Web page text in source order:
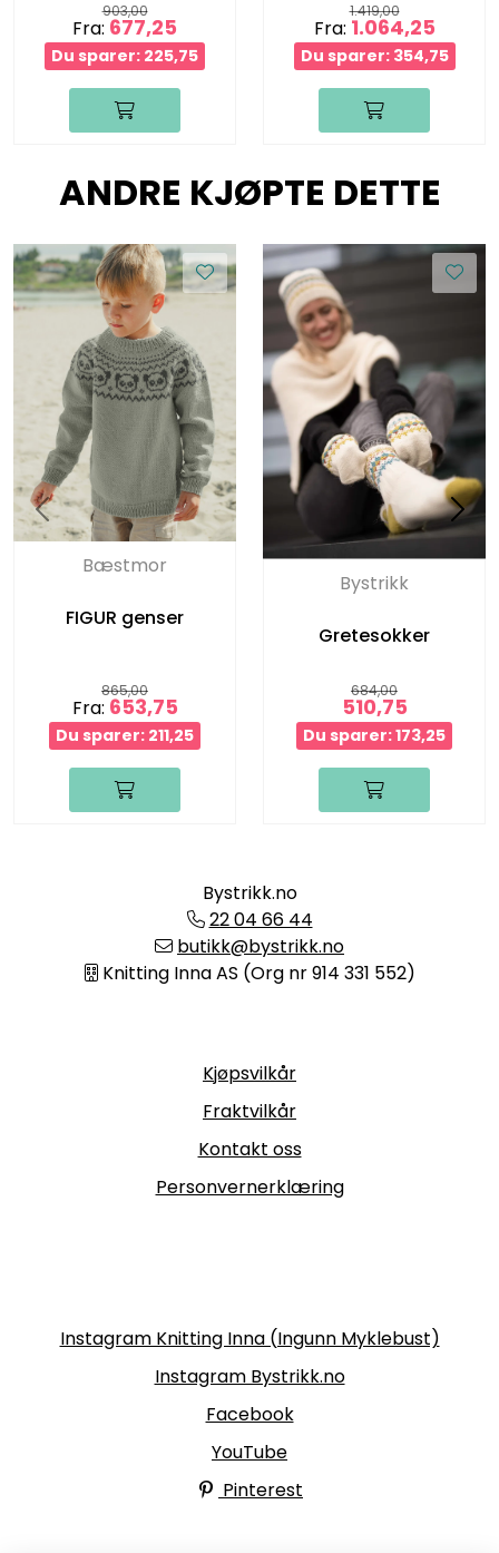
903,00
Fra: 677,25
Du sparer: 225,75
1.419,00
Fra: 1.064,25
Du sparer: 354,75
ANDRE KJØPTE DETTE
Bæstmor
FIGUR genser
865,00
Fra: 653,75
Du sparer: 211,25
Bystrikk
Gretesokker
684,00
510,75
Du sparer: 173,25
Bystrikk.no
22 04 66 44
butikk@bystrikk.no
Knitting Inna AS (Org nr 914 331 552)
Kjøpsvilkår
Fraktvilkår
Kontakt oss
Personvernerklæring
Instagram Knitting Inna (Ingunn Myklebust)
Instagram Bystrikk.no
Facebook
YouTube
Pinterest